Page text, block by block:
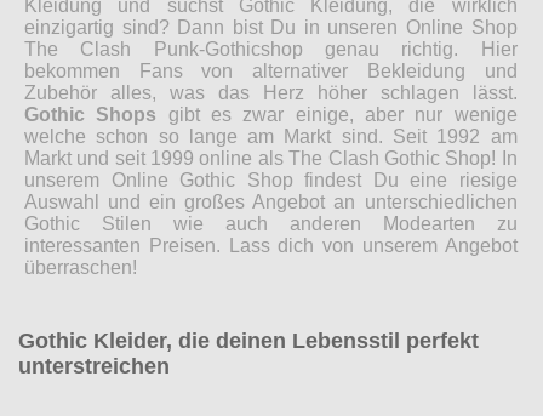
Kleidung und suchst Gothic Kleidung, die wirklich
einzigartig sind? Dann bist Du in unseren Online Shop
The Clash Punk-Gothicshop genau richtig. Hier
bekommen Fans von alternativer Bekleidung und
Zubehör alles, was das Herz höher schlagen lässt.
Gothic Shops gibt es zwar einige, aber nur wenige
welche schon so lange am Markt sind. Seit 1992 am
Markt und seit 1999 online als The Clash Gothic Shop! In
unserem Online Gothic Shop findest Du eine riesige
Auswahl und ein großes Angebot an unterschiedlichen
Gothic Stilen wie auch anderen Modearten zu
interessanten Preisen. Lass dich von unserem Angebot
überraschen!
Gothic Kleider, die deinen Lebensstil perfekt
unterstreichen